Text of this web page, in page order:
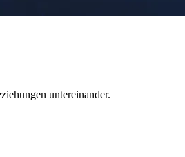
untereinander.